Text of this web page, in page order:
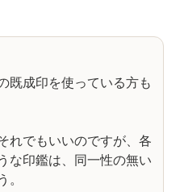
既成印を使っている方も
れでもいいのですが、各
な印鑑は、同一性の無い
。